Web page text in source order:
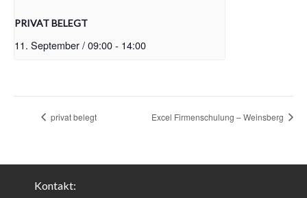
PRIVAT BELEGT
11. September / 09:00- 14:00
privat belegt Excel Firmenschulung – Weinsberg
Kontakt: